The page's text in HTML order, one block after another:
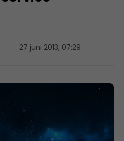
27 juni 2013, 07:29